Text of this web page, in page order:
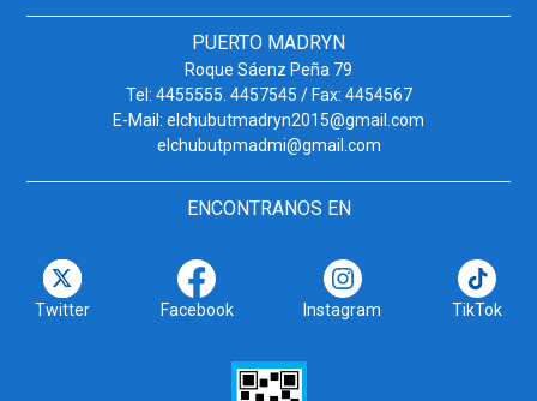
PUERTO MADRYN
Roque Sáenz Peña 79
Tel: 4455555. 4457545 / Fax: 4454567
E-Mail: elchubutmadryn2015@gmail.com
elchubutpmadmi@gmail.com
ENCONTRANOS EN
Twitter Facebook Instagram TikTok